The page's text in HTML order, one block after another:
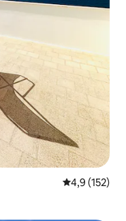
5 üzerinden
4,9 (152)